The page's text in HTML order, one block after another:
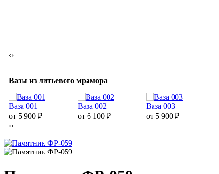
‹›
Вазы из литьевого мрамора
Ваза 001
от 5 900 ₽
Ваза 002
от 6 100 ₽
Ваза 003
от 5 900₽
‹›